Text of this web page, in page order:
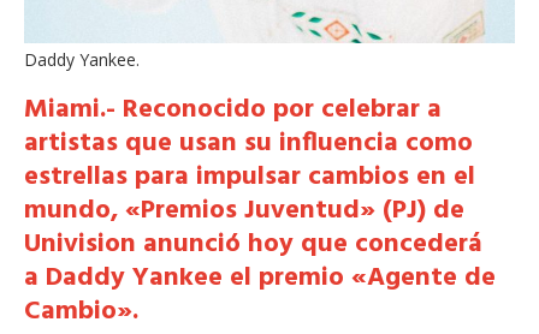
Daddy Yankee.
Miami.- Reconocido por celebrar a
artistas que usan su influencia como
estrellas para impulsar cambios en el
mundo, «Premios Juventud» (PJ) de
Univision anunció hoy que concederá
a Daddy Yankee el premio «Agente de
Cambio».